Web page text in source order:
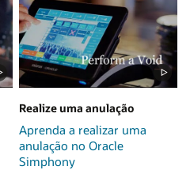
Realize uma anulação
Aprenda a realizar uma
anulação no Oracle
Simphony